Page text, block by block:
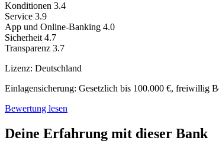
Konditionen 3.4
Service 3.9
App und Online-Banking 4.0
Sicherheit 4.7
Transparenz 3.7
Lizenz: Deutschland
Einlagensicherung: Gesetzlich bis 100.000 €, freiwillig
Bewertung lesen
Deine Erfahrung mit dieser Bank